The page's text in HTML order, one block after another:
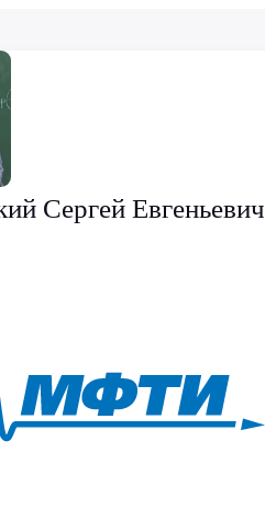
Сергей Евгеньевич